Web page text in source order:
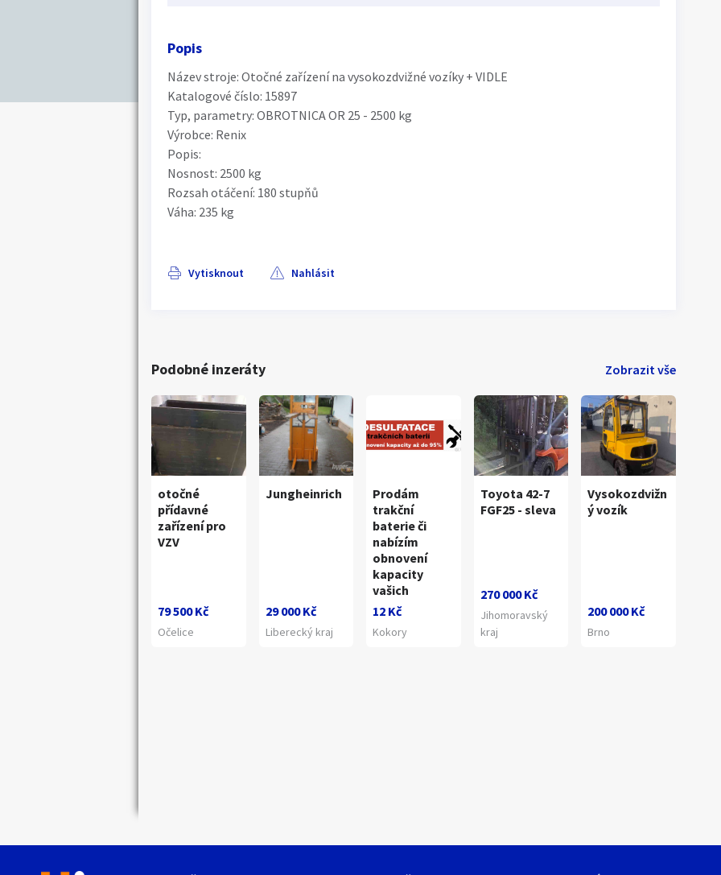
Náhledy 1/ 7
Popis
Název stroje: Otočné zařízení na vysokozdvižné vozíky + VIDLE
Katalogové číslo: 15897
Typ, parametry: OBROTNICA OR 25 - 2500 kg
Výrobce: Renix
Popis:
Nosnost: 2500 kg
Rozsah otáčení: 180 stupňů
Váha: 235 kg
Vytisknout Nahlásit
Podobné inzeráty Zobrazit vše
otočné
přídavné
zařízení pro
VZV
79 500 Kč
Očelice
Jungheinrich
29 000 Kč
Liberecký kraj
Prodám
trakční
baterie či
nabízím
obnovení
kapacity
vašich
12 Kč
Kokory
Toyota 42-7
FGF25 - sleva
270 000 Kč
Jihomoravský
kraj
Vysokozdvižn
ý vozík
200 000 Kč
Brno